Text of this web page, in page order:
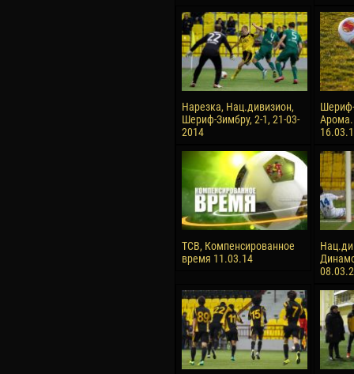
Нарезка, Нац.дивизион,
Шериф-Зимбру, 2-1, 21-03-
2014
Шериф-
Арома.
ТСВ, Компенсированное
время 11.03.14